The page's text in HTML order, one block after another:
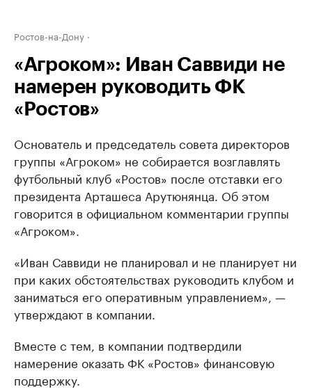
Ростов-на-Дону
«Агроком»: Иван Саввиди не
намерен руководить ФК
«Ростов»
Основатель и председатель совета директоров
группы «Агроком» не собирается возглавлять
футбольный клуб «Ростов» после отставки его
президента Арташеса Арутюнянца. Об этом
говорится в официальном комментарии группы
«Агроком».
«Иван Саввиди не планировал и не планирует ни
при каких обстоятельствах руководить клубом и
заниматься его оперативным управлением», —
утверждают в компании.
Вместе с тем, в компании подтвердили
намерение оказать ФК «Ростов» финансовую
поддержку.